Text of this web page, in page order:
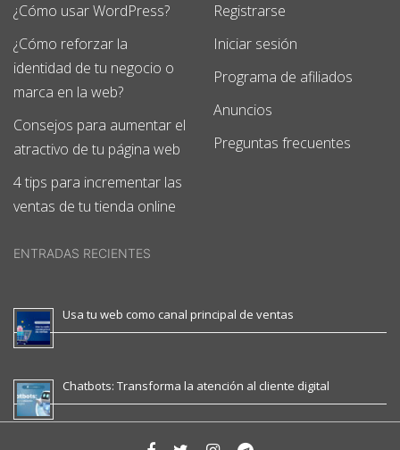
¿Cómo usar WordPress?
¿Cómo reforzar la
identidad de tu negocio o
marca en la web?
Consejos para aumentar el
atractivo de tu página web
4 tips para incrementar las
ventas de tu tienda online
Registrarse
Iniciar sesión
Programa de afiliados
Anuncios
Preguntas frecuentes
ENTRADAS RECIENTES
Usa tu web como canal principal de ventas
Chatbots: Transforma la atención al cliente digital